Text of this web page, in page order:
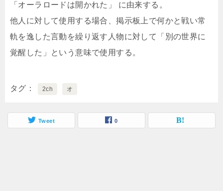
「オーラロードは開かれた」 に由来する。
他人に対して使用する場合、掲示板上で何かと戦い常
軌を逸した言動を繰り返す人物に対して「別の世界に
覚醒した」という意味で使用する。
タグ 2ch オ
Tweet 0